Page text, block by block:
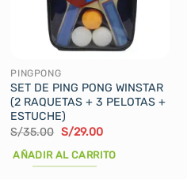
PINGPONG
SET DE PING PONG WINSTAR
(2 RAQUETAS + 3 PELOTAS +
ESTUCHE)
S/35.00 El
original
era:
S/29.00El
actual
AÑADIR AL CARRITO